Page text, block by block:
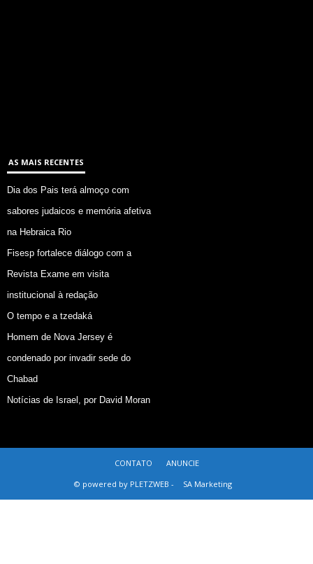
AS MAIS RECENTES
Dia dos Pais terá almoço com
sabores judaicos e memória afetiva
na Hebraica Rio
Fisesp fortalece diálogo com a
Revista Exame em visita
institucional à redação
O tempo e a tzedaká
Homem de Nova Jersey é
condenado por invadir sede do
Chabad
Notícias de Israel, por David Moran
CONTATO
ANUNCIE
© powered by PLETZWEB -
SA Marketing